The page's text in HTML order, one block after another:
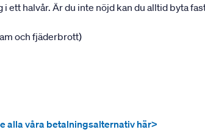
ett halvår. Är du inte nöjd kan du alltid byta
och fjäderbrott)
alla våra betalningsalternativ här>